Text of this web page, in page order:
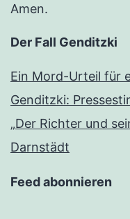
Amen.
Der Fall Genditzki
Ein Mord-Urteil für
Genditzki:
„Der Richter und
Darnstädt
Feed abonnieren